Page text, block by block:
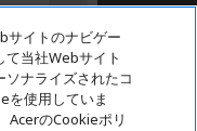
のみ
サイトのナビゲー
当社Webサイト
ナライズされたコ
を使用していま
AcerのCookieポリ